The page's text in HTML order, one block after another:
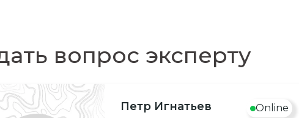
вопрос эксперту
Петр Игнатьев Online